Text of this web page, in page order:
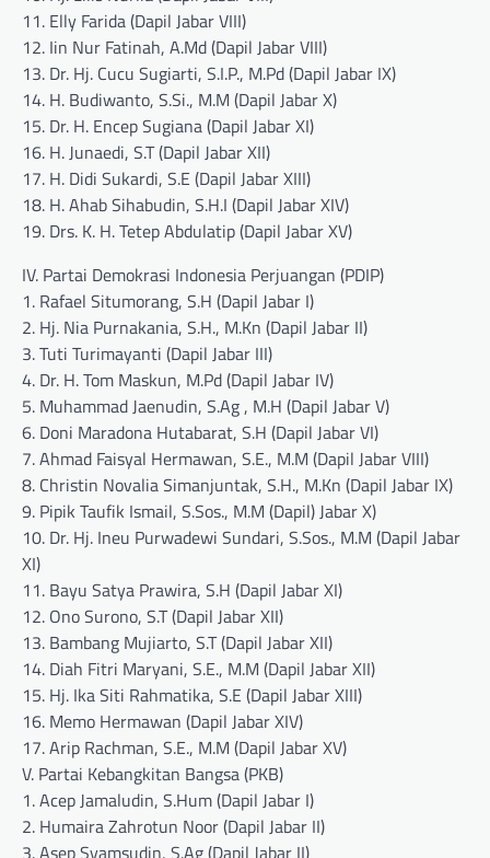
11. Elly Farida (Dapil Jabar VIII)
12. Iin Nur Fatinah, A.Md (Dapil Jabar VIII)
13. Dr. Hj. Cucu Sugiarti, S.I.P., M.Pd (Dapil Jabar IX)
14. H. Budiwanto, S.Si., M.M (Dapil Jabar X)
15. Dr. H. Encep Sugiana (Dapil Jabar XI)
16. H. Junaedi, S.T (Dapil Jabar XII)
17. H. Didi Sukardi, S.E (Dapil Jabar XIII)
18. H. Ahab Sihabudin, S.H.I (Dapil Jabar XIV)
19. Drs. K. H. Tetep Abdulatip (Dapil Jabar XV)
IV. Partai Demokrasi Indonesia Perjuangan (PDIP)
1. Rafael Situmorang, S.H (Dapil Jabar I)
2. Hj. Nia Purnakania, S.H., M.Kn (Dapil Jabar II)
3. Tuti Turimayanti (Dapil Jabar III)
4. Dr. H. Tom Maskun, M.Pd (Dapil Jabar IV)
5. Muhammad Jaenudin, S.Ag , M.H (Dapil Jabar V)
6. Doni Maradona Hutabarat, S.H (Dapil Jabar VI)
7. Ahmad Faisyal Hermawan, S.E., M.M (Dapil Jabar VIII)
8. Christin Novalia Simanjuntak, S.H., M.Kn (Dapil Jabar IX)
9. Pipik Taufik Ismail, S.Sos., M.M (Dapil) Jabar X)
10. Dr. Hj. Ineu Purwadewi Sundari, S.Sos., M.M (Dapil Jabar
XI)
11. Bayu Satya Prawira, S.H (Dapil Jabar XI)
12. Ono Surono, S.T (Dapil Jabar XII)
13. Bambang Mujiarto, S.T (Dapil Jabar XII)
14. Diah Fitri Maryani, S.E., M.M (Dapil Jabar XII)
15. Hj. Ika Siti Rahmatika, S.E (Dapil Jabar XIII)
16. Memo Hermawan (Dapil Jabar XIV)
17. Arip Rachman, S.E., M.M (Dapil Jabar XV)
V. Partai Kebangkitan Bangsa (PKB)
1. Acep Jamaludin, S.Hum (Dapil Jabar I)
2. Humaira Zahrotun Noor (Dapil Jabar II)